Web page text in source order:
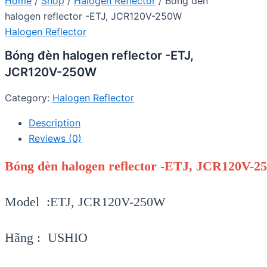
halogen reflector -ETJ, JCR120V-250W
Halogen Reflector
Bóng đèn halogen reflector -ETJ,
JCR120V-250W
Category: Halogen Reflector
Description
Reviews (0)
Bóng đèn halogen reflector -ETJ, JCR120V-
Model :ETJ, JCR120V-250W
Hãng : USHIO